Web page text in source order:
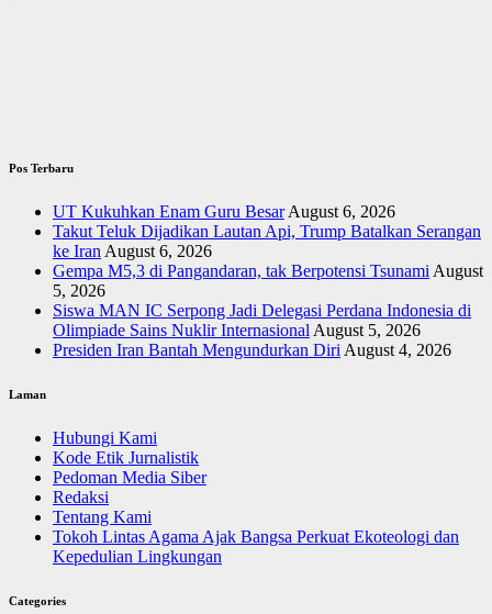
Pos Terbaru
UT Kukuhkan Enam Guru Besar August 6, 2026
Takut Teluk Dijadikan Lautan Api, Trump Batalkan Serangan
ke Iran August 6, 2026
Gempa M5,3 di Pangandaran, tak Berpotensi Tsunami August
5, 2026
Siswa MAN IC Serpong Jadi Delegasi Perdana Indonesia di
Olimpiade Sains Nuklir Internasional August 5, 2026
Presiden Iran Bantah Mengundurkan Diri August 4, 2026
Laman
Hubungi Kami
Kode Etik Jurnalistik
Pedoman Media Siber
Redaksi
Tentang Kami
Tokoh Lintas Agama Ajak Bangsa Perkuat Ekoteologi dan
Kepedulian Lingkungan
Categories